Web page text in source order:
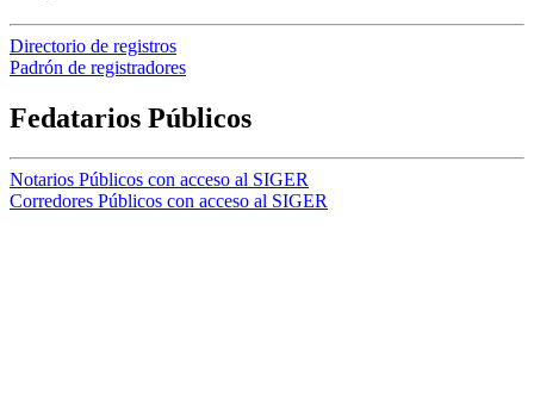
Directorio de registros
Padrón de registradores
Fedatarios Públicos
Notarios Públicos con acceso al SIGER
Corredores Públicos con acceso al SIGER